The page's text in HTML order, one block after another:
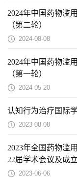
2024年中国药物滥
（第二轮）
2024-08-08
2024年中国药物滥
（第一轮）
2024-05-20
认知行为治疗国际
2023-08-08
2023年全国药物滥
22届学术会议及成
2023-06-06